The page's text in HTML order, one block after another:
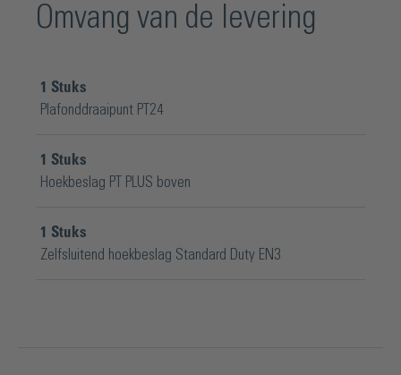
Omvang van de levering
1 Stuks
Plafonddraaipunt PT24
1 Stuks
Hoekbeslag PT PLUS boven
1 Stuks
Zelfsluitend hoekbeslag Standard Duty EN3